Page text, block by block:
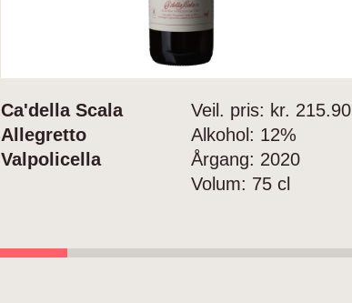
Ca'della Scala
Allegretto
Valpolicella
Veil. pris: kr. 215.90
Alkohol: 12%
Årgang: 2020
Volum: 75 cl